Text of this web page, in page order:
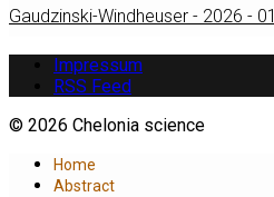
Gaudzinski-Windheuser - 2026 - 01
Impressum
RSS Feed
© 2026 Chelonia science
Home
Abstract